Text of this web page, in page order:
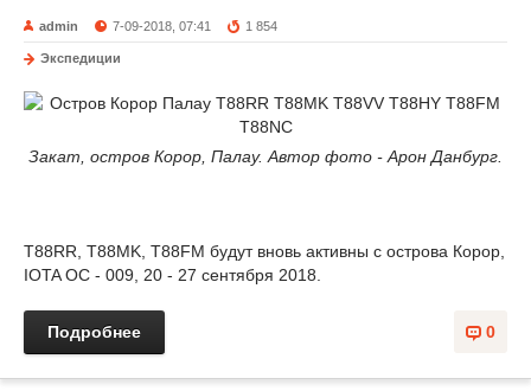
admin 7-09-2018, 07:41 1 854
Экспедиции
Закат, остров Корор, Палау. Автор фото - Арон Данбург.
T88RR, T88MK, T88FM будут вновь активны с острова Корор,
IOTA OC - 009, 20 - 27 сентября 2018.
0
Подробнее